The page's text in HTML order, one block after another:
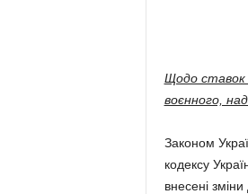
Щодо ставок
воєнного,
Законом
кодексу
внесені